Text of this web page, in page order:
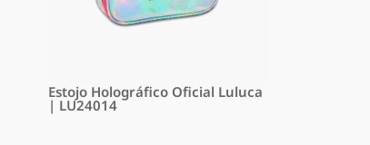
Estojo Holográfico Oficial Luluca
| LU24014